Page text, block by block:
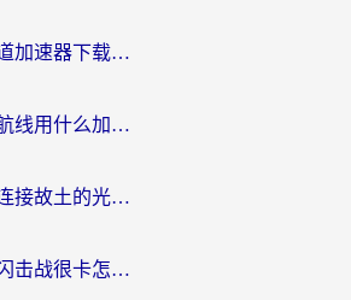
海外崩坏：星穹铁道加速器下载安装：一份给游子的终极网络指南
境外玩航海王热血航线用什么加速器？2026海外玩家实测最优方案（附欧洲问道堡垒前线加速技巧）
在异国他乡，寻找连接故土的光明大陆免费加速器
在海外玩坦克世界闪击战很卡怎么办？老玩家亲测有效的加速器选择指南